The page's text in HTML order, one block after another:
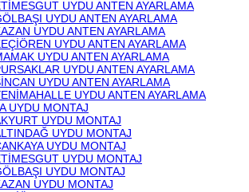
UYDU ANTEN AYARLAMA
UYDU ANTEN AYARLAMA
UYDU ANTEN AYARLAMA
UYDU ANTEN AYARLAMA
UYDU ANTEN AYARLAMA
UYDU ANTEN AYARLAMA
UYDU ANTEN AYARLAMA
UYDU ANTEN AYARLAMA
UYDU MONTAJ
UYDU MONTAJ
UYDU MONTAJ
UYDU MONTAJ
UYDU MONTAJ
UYDU MONTAJ
UYDU MONTAJ